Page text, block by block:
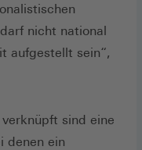
nicht national
aufgestellt sein“,
sind eine
denen ein